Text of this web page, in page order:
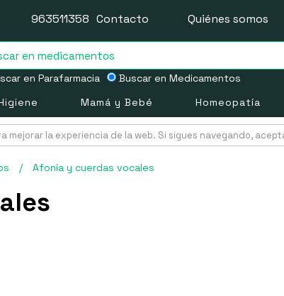
en Parafarmacia Buscar en Medicamentos
963511358 Contacto Quiénes somos
Mamá y Bebé Homeopatía
mejorar la experiencia de la web. Si sigues navegando,
/ Afonía y cuerdas vocales